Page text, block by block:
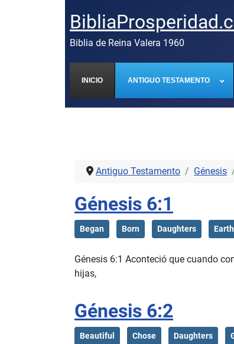
Biblia de Reina Valera 1960
INICIO ANTIGUO TESTAMENTO
Antiguo Testamento Génesis
Génesis 6:1
Began Born Daughters Earth
Génesis 6:1 Aconteció que cuando
hijas,
Génesis 6:2
Beautiful Chose Daughters